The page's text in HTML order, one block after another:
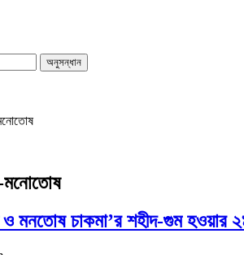
মনোতোষ
মনতোষ চাকমা’র শহীদ-গুম হওয়ার